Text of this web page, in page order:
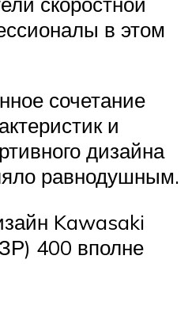
в этом
сочетание
и
дизайна
равнодушным.
Kawasaki
400 вполне